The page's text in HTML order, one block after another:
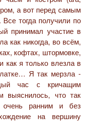
а вот перед самым
тогда получили по
принимал участие в
как никогда, во всём,
кофтах, штормовке,
как я только влезла в
Я так мерзла -
час с кричащим
выяснилось, что так
ранним и без
на вершину